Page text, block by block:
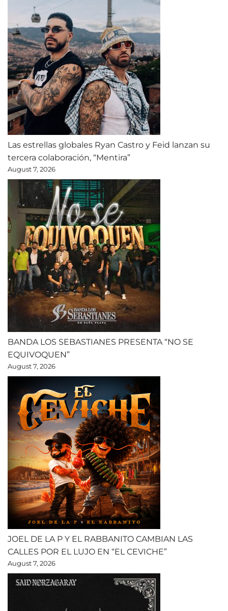
Las estrellas globales Ryan Castro y Feid lanzan su
tercera colaboración, “Mentira”
August 7, 2026
BANDA LOS SEBASTIANES PRESENTA “NO SE
EQUIVOQUEN”
August 7, 2026
JOEL DE LA P Y EL RABBANITO CAMBIAN LAS
CALLES POR EL LUJO EN “EL CEVICHE”
August 7, 2026